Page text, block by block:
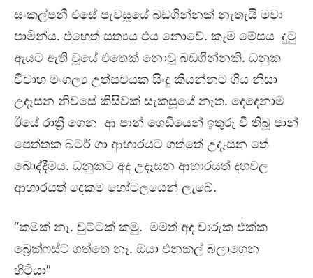
සංකල්පනී එසේ පැවසූයේ බඩගින්නක් නැතැයි මවා
පාමින්ය. එහෙත් සත්‍යය එය නොවේ. කෑම මේසය දුටු
ඇයට ඇති වූයේ එතෙක් නොවූ බඩගින්නකි. ධනුක
විවාහ මංගල්‍ය උත්සවයක සිංදු කියන්නට ගිය නිසා
උදෑසන නිවසේ කිසිවක් සැකසූයේ නැත. දෙදෙනාම
ඊයේ රාත්‍රී ගෙන ආ පාන් ගෙඩියෙන් ඉතුරු වී තිබූ පාන්
පෙත්තක බටර් ගා ආහාරයට ගත්තේ උදෑසන තේ
බොද්දීමය. ධනුකට අද උදෑසන ආහාරයත් දහවල
ආහාරයත් දෙකම හෝටලයෙන් ලැබේ.
“කමක් නෑ. චුට්ටක් කමු. මමත් අද චාරුක එක්ක
බ්‍රෙක්ෆස්ට් ගත්තෙ නෑ. ඔයා එනකල් බලාගෙන
හිටියා”